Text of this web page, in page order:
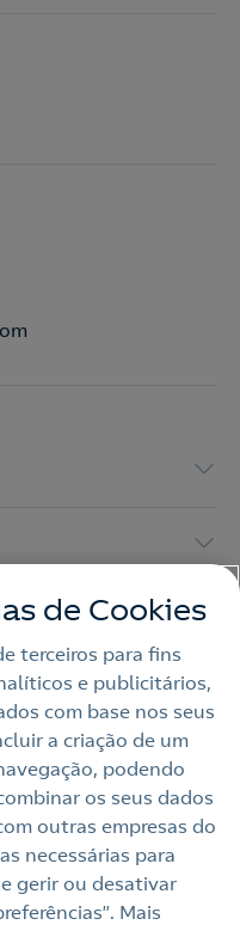
de Cookies
terceiros para fins
e publicitários,
com base nos seus
a criação de um
podendo
os seus dados
outras empresas do
necessárias para
gerir ou desativar
Mais